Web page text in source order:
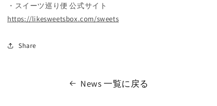
・スイーツ巡り便 公式サイト
https://likesweetsbox.com/sweets
Share
News 一覧に戻る